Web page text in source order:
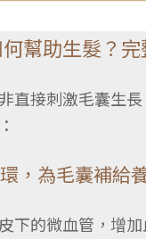
幫助生髮？
直接刺激毛囊生
，為毛囊補給
下的微血管，增加